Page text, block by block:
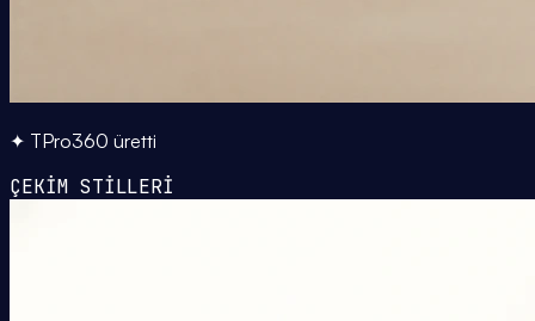
✦ TPro360 üretti
ÇEKİM STİLLERİ